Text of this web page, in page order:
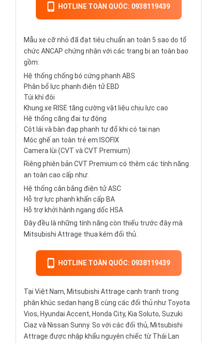
HOTLINE TOÀN QUỐC: 0938119439
Mẫu xe cỡ nhỏ đã đạt tiêu chuẩn an toàn 5 sao do tổ
chức ANCAP chứng nhận với các trang bị an toàn bao
gồm:
Hệ thống chống bó cứng phanh ABS
Phân bổ lực phanh điện tử EBD
Túi khí đôi
Khung xe RISE tăng cường vật liệu chịu lực cao
Hệ thống căng đai tự động
Cột lái và bàn đạp phanh tự đổ khi có tai nạn
Móc ghế an toàn trẻ em ISOFIX
Camera lùi (CVT và CVT Premium)
Riêng phiên bản CVT Premium có thêm các tính năng
an toàn cao cấp như:
Hệ thống cân bằng điện tử ASC
Hỗ trợ lực phanh khẩn cấp BA
Hỗ trợ khởi hành ngang dốc HSA
Đây đều là những tính năng còn thiếu trước đây mà
Mitsubishi Attrage thua kém đối thủ.
HOTLINE TOÀN QUỐC: 0938119439
Tại Việt Nam, Mitsubishi Attrage cạnh tranh trong
phân khúc sedan hạng B cùng các đối thủ như Toyota
Vios, Hyundai Accent, Honda City, Kia Soluto, Suzuki
Ciaz và Nissan Sunny. So với các đối thủ, Mitsubishi
Attrage được nhập khẩu nguyên chiếc từ Thái Lan